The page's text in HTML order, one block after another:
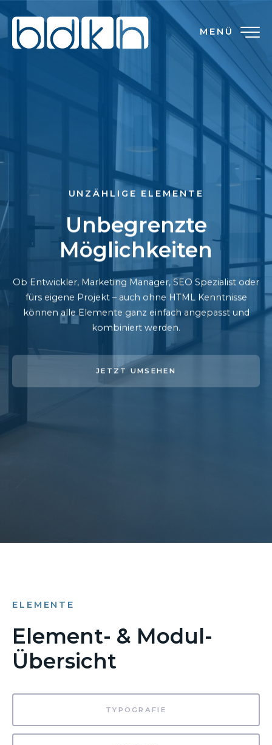
MENÜ
UNZÄHLIGE ELEMENTE
Unbegrenzte
Möglichkeiten
Ob Entwickler, Marketing Manager, SEO Spezialist oder
fürs eigene Projekt – auch ohne HTML Kenntnisse
können alle Elemente ganz einfach angepasst und
kombiniert werden.
JETZT UMSEHEN
ELEMENTE
Element- & Modul-
Übersicht
TYPOGRAFIE